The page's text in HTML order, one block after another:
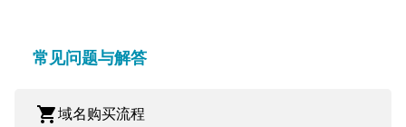
常见问题与解答
shopping_cart域名购买流程